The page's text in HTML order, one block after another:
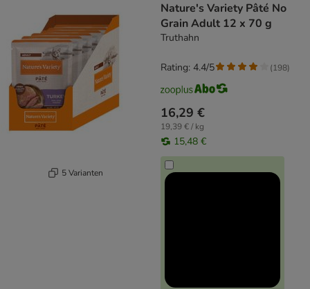
5 Varianten
Nature's Variety Pâté No
Grain Adult 12 x 70 g
Truthahn
16,29 €
19,39 € / kg
15,48 €
Rating: 4.4/5 (198)